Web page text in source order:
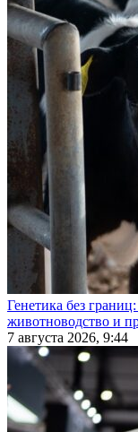
Генетика без
животноводство и
7 августа 2026, 9:44